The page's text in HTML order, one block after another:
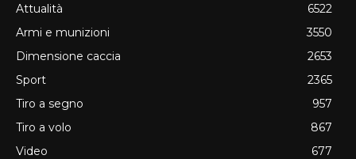
Attualità
6522
Armi e munizioni
3550
Dimensione caccia
2653
Sport
2365
Tiro a segno
957
Tiro a volo
867
Video
677